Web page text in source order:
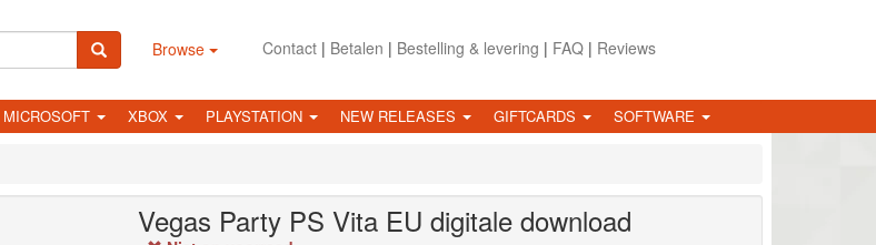
Browse Contact| Betalen | Bestelling & levering | FAQ| Reviews
MICROSOFT XBOX PLAYSTATION NEW RELEASES GIFTCARDS SOFTWARE
Vegas Party PS Vita EU digitale download